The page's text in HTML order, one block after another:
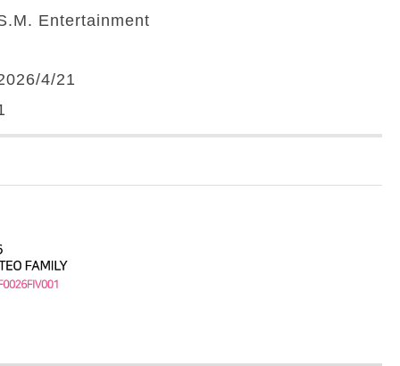
Entertainment
4/21